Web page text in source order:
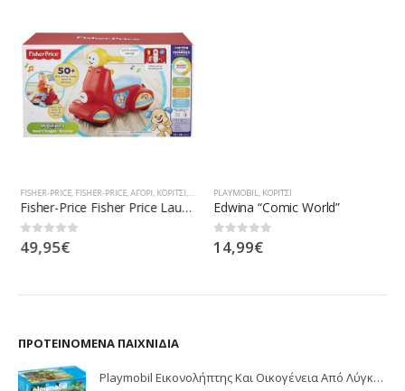
FISHER-PRICE, FISHER-PRICE,ΑΓΌΡΙ, ΚΟΡΊΤΣΙ, ΟΧΉΜΑΤΑ
Fisher-Price Fisher Price Laugh And Learn Εκπαιδευτικό Scooter Smart Stages DHN78
0out of 5
49,95€
PLAYMOBIL, ΚΟΡΊΤΣΙ
Edwina “Comic World”
0out of 5
14,99€
ΠΡΟΤΕΙΝΌΜΕΝΑ ΠΑΙΧΝΊΔΙΑ
Playmobil Εικονολήπτης Και Οικογένεια Από Λύγκες 5561